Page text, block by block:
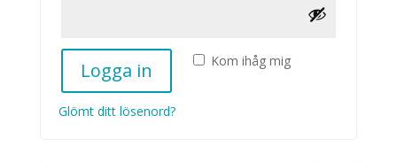
Kom ihåg mig
Logga in
Glömt ditt lösenord?